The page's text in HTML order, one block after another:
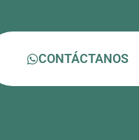
CONTÁCTANOS